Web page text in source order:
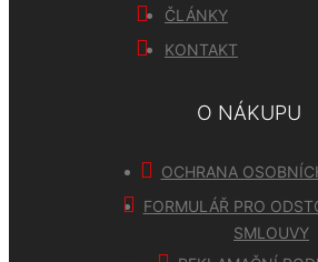
ČLÁNKY
KONTAKT
O NÁKUPU
OCHRANA
FORMULÁŘ PRO
SMLOUVY